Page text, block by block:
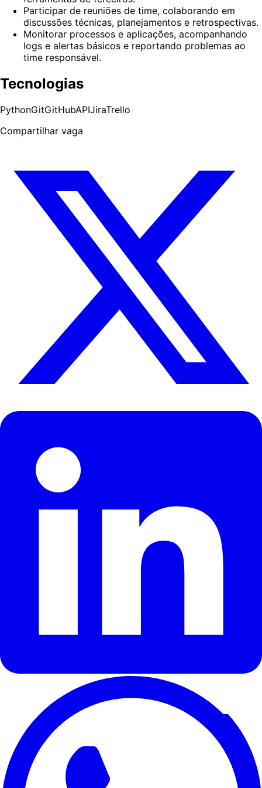
Participar de reuniões de time, colaborando em
discussões técnicas, planejamentos e retrospectivas.
Monitorar processos e aplicações, acompanhando
logs e alertas básicos e reportando problemas ao
time responsável.
Tecnologias
PythonGitGitHubAPIJiraTrello
Compartilhar vaga